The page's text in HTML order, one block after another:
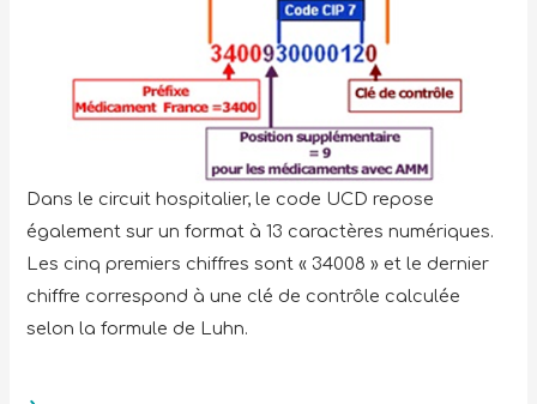
Dans le circuit hospitalier, le code UCD repose
également sur un format à 13 caractères numériques.
Les cinq premiers chiffres sont « 34008 » et le dernier
chiffre correspond à une clé de contrôle calculée
selon la formule de Luhn.